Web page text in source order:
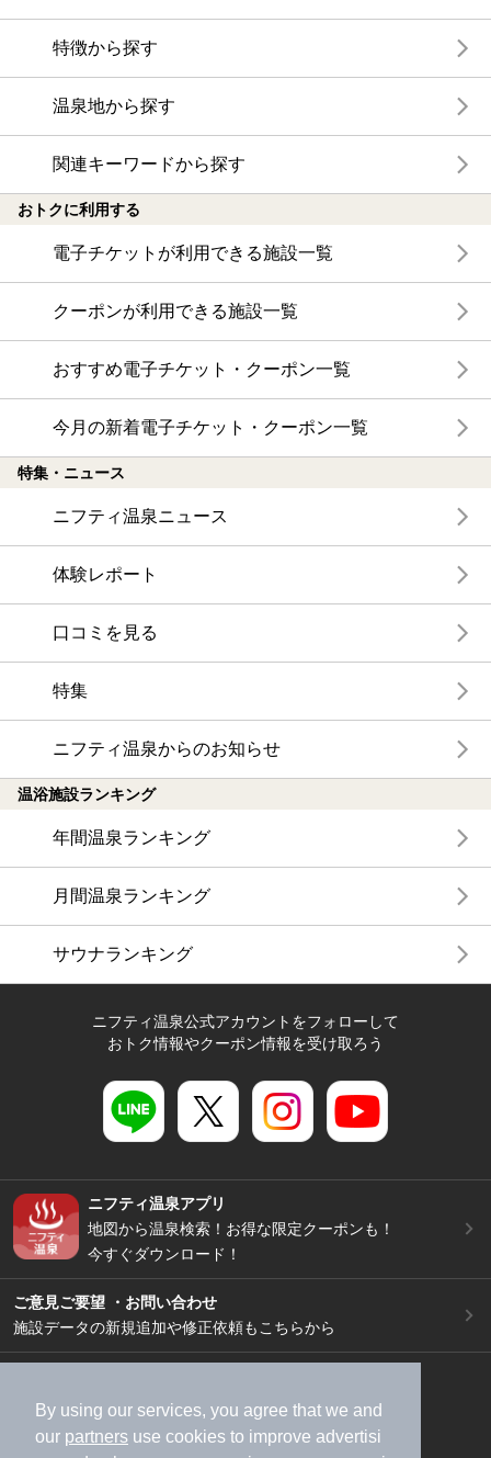
By using our services, you agree that we and
our partners use cookies to improve advertisi
特徴から探す
温泉地から探す
関連キーワードから探す
おトクに利用する
電子チケットが利用できる施設一覧
クーポンが利用できる施設一覧
おすすめ電子チケット・クーポン一覧
今月の新着電子チケット・クーポン一覧
特集・ニュース
ニフティ温泉ニュース
体験レポート
口コミを見る
特集
ニフティ温泉からのお知らせ
温浴施設ランキング
年間温泉ランキング
月間温泉ランキング
サウナランキング
ニフティ温泉公式アカウントをフォローして
おトク情報やクーポン情報を受け取ろう
ニフティ温泉アプリ
地図から温泉検索！お得な限定クーポンも！
今すぐダウンロード！
ご意見ご要望 ・お問い合わせ
施設データの新規追加や修正依頼もこちらから
加盟店募集（資料請求）
広告出稿のご案内
利用規約
ライフスタイルMEMBERS+規約